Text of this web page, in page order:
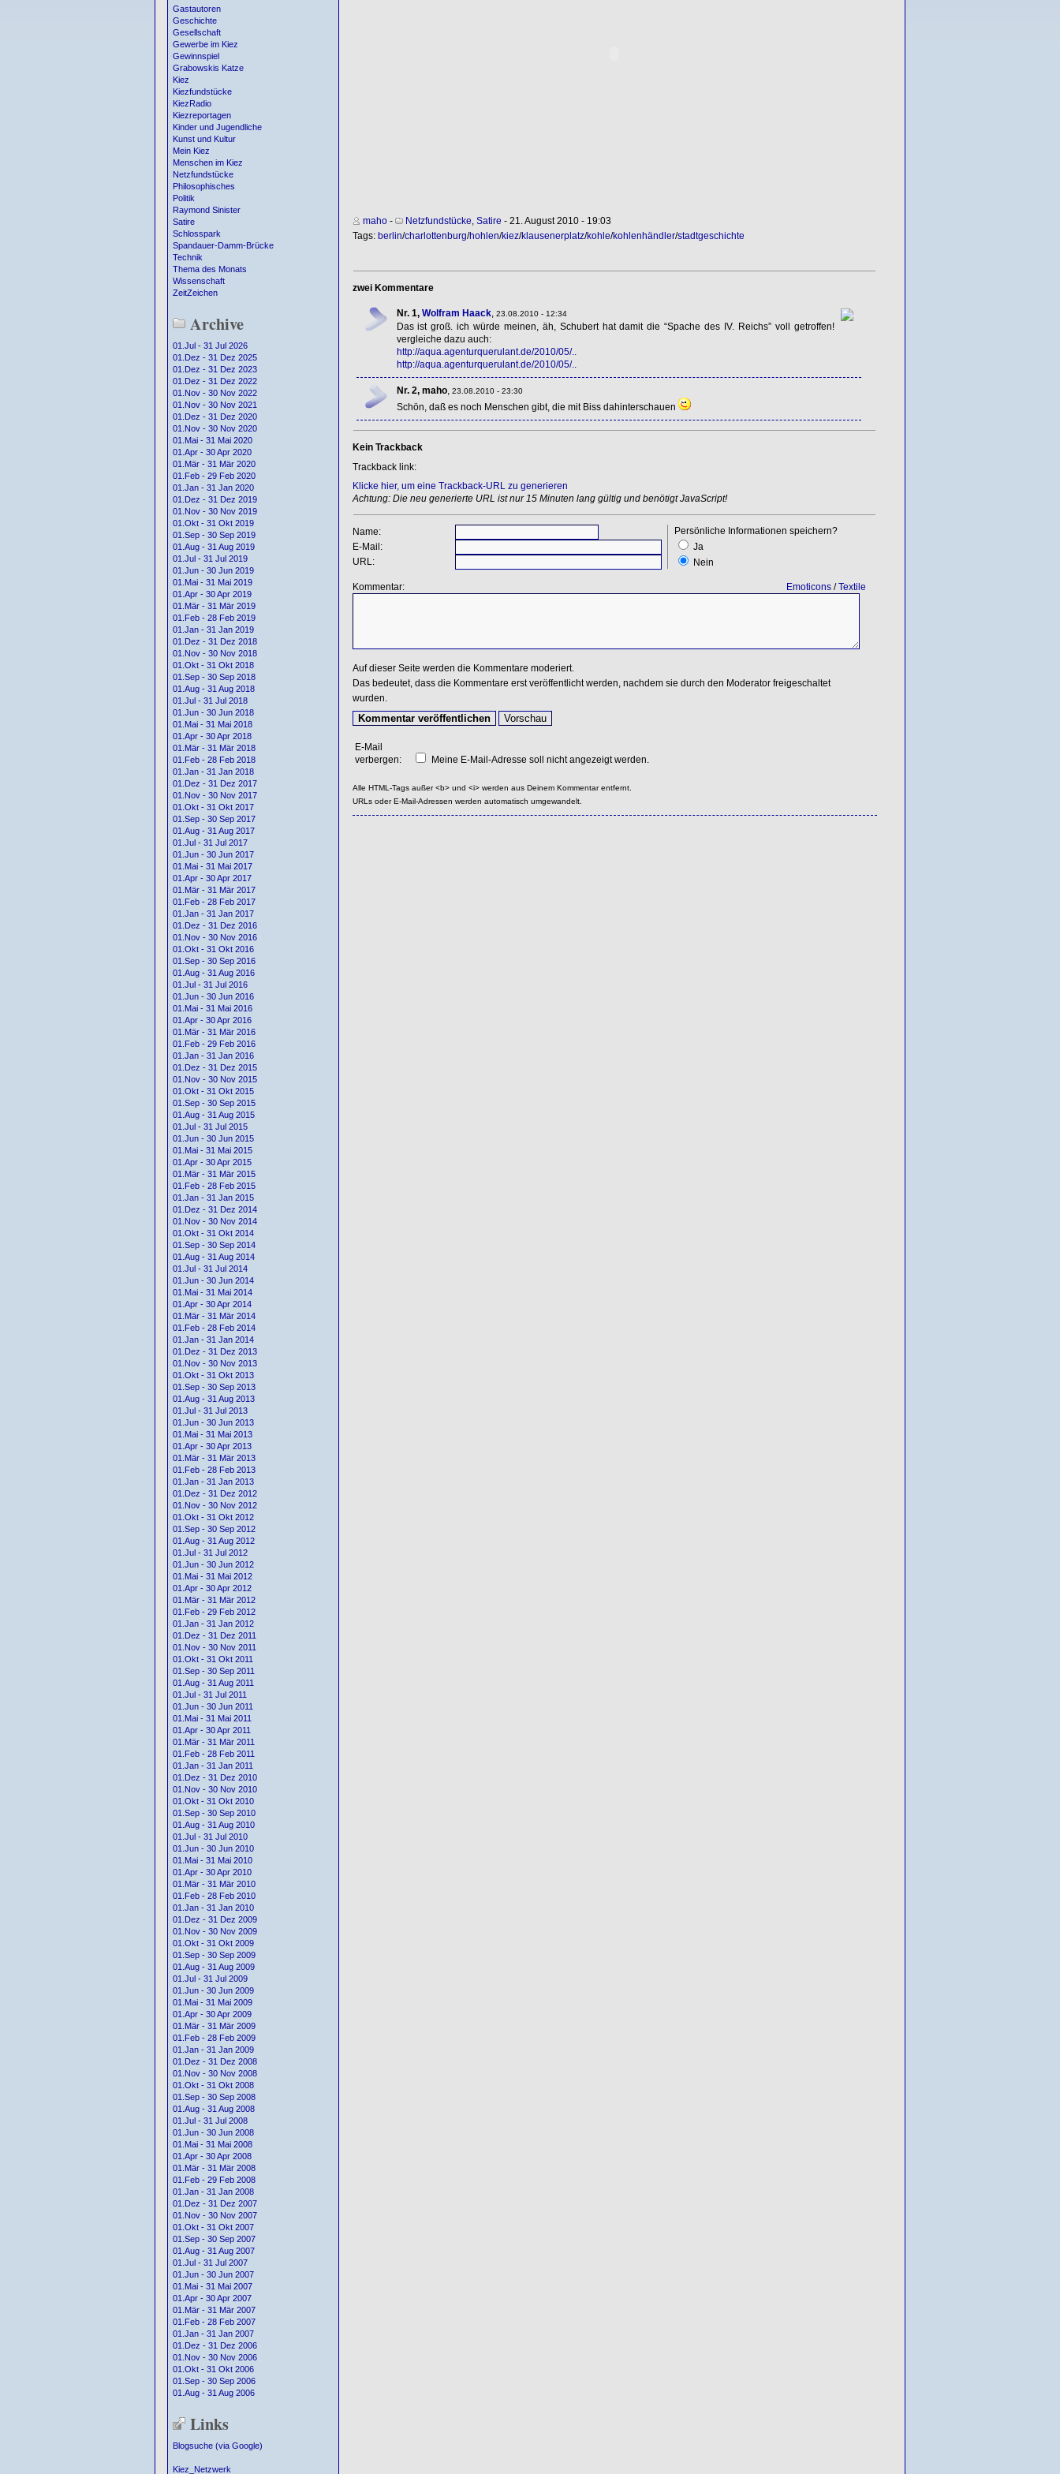
Gastautoren
Geschichte
Gesellschaft
Gewerbe im Kiez
Gewinnspiel
Grabowskis Katze
Kiez
Kiezfundstücke
KiezRadio
Kiezreportagen
Kinder und Jugendliche
Kunst und Kultur
Mein Kiez
Menschen im Kiez
Netzfundstücke
Philosophisches
Politik
Raymond Sinister
Satire
Schlosspark
Spandauer-Damm-Brücke
Technik
Thema des Monats
Wissenschaft
ZeitZeichen
Archive
01.Jul - 31 Jul 2026
01.Dez - 31 Dez 2025
01.Dez - 31 Dez 2023
01.Dez - 31 Dez 2022
01.Nov - 30 Nov 2022
01.Nov - 30 Nov 2021
01.Dez - 31 Dez 2020
01.Nov - 30 Nov 2020
01.Mai - 31 Mai 2020
01.Apr - 30 Apr 2020
01.Mär - 31 Mär 2020
01.Feb - 29 Feb 2020
01.Jan - 31 Jan 2020
01.Dez - 31 Dez 2019
01.Nov - 30 Nov 2019
01.Okt - 31 Okt 2019
01.Sep - 30 Sep 2019
01.Aug - 31 Aug 2019
01.Jul - 31 Jul 2019
01.Jun - 30 Jun 2019
01.Mai - 31 Mai 2019
01.Apr - 30 Apr 2019
01.Mär - 31 Mär 2019
01.Feb - 28 Feb 2019
01.Jan - 31 Jan 2019
01.Dez - 31 Dez 2018
01.Nov - 30 Nov 2018
01.Okt - 31 Okt 2018
01.Sep - 30 Sep 2018
01.Aug - 31 Aug 2018
01.Jul - 31 Jul 2018
01.Jun - 30 Jun 2018
01.Mai - 31 Mai 2018
01.Apr - 30 Apr 2018
01.Mär - 31 Mär 2018
01.Feb - 28 Feb 2018
01.Jan - 31 Jan 2018
01.Dez - 31 Dez 2017
01.Nov - 30 Nov 2017
01.Okt - 31 Okt 2017
01.Sep - 30 Sep 2017
01.Aug - 31 Aug 2017
01.Jul - 31 Jul 2017
01.Jun - 30 Jun 2017
01.Mai - 31 Mai 2017
01.Apr - 30 Apr 2017
01.Mär - 31 Mär 2017
01.Feb - 28 Feb 2017
01.Jan - 31 Jan 2017
01.Dez - 31 Dez 2016
01.Nov - 30 Nov 2016
01.Okt - 31 Okt 2016
01.Sep - 30 Sep 2016
01.Aug - 31 Aug 2016
01.Jul - 31 Jul 2016
01.Jun - 30 Jun 2016
01.Mai - 31 Mai 2016
01.Apr - 30 Apr 2016
01.Mär - 31 Mär 2016
01.Feb - 29 Feb 2016
01.Jan - 31 Jan 2016
01.Dez - 31 Dez 2015
01.Nov - 30 Nov 2015
01.Okt - 31 Okt 2015
01.Sep - 30 Sep 2015
01.Aug - 31 Aug 2015
01.Jul - 31 Jul 2015
01.Jun - 30 Jun 2015
01.Mai - 31 Mai 2015
01.Apr - 30 Apr 2015
01.Mär - 31 Mär 2015
01.Feb - 28 Feb 2015
01.Jan - 31 Jan 2015
01.Dez - 31 Dez 2014
01.Nov - 30 Nov 2014
01.Okt - 31 Okt 2014
01.Sep - 30 Sep 2014
01.Aug - 31 Aug 2014
01.Jul - 31 Jul 2014
01.Jun - 30 Jun 2014
01.Mai - 31 Mai 2014
01.Apr - 30 Apr 2014
01.Mär - 31 Mär 2014
01.Feb - 28 Feb 2014
01.Jan - 31 Jan 2014
01.Dez - 31 Dez 2013
01.Nov - 30 Nov 2013
01.Okt - 31 Okt 2013
01.Sep - 30 Sep 2013
01.Aug - 31 Aug 2013
01.Jul - 31 Jul 2013
01.Jun - 30 Jun 2013
01.Mai - 31 Mai 2013
01.Apr - 30 Apr 2013
01.Mär - 31 Mär 2013
01.Feb - 28 Feb 2013
01.Jan - 31 Jan 2013
01.Dez - 31 Dez 2012
01.Nov - 30 Nov 2012
01.Okt - 31 Okt 2012
01.Sep - 30 Sep 2012
01.Aug - 31 Aug 2012
01.Jul - 31 Jul 2012
01.Jun - 30 Jun 2012
01.Mai - 31 Mai 2012
01.Apr - 30 Apr 2012
01.Mär - 31 Mär 2012
01.Feb - 29 Feb 2012
01.Jan - 31 Jan 2012
01.Dez - 31 Dez 2011
01.Nov - 30 Nov 2011
01.Okt - 31 Okt 2011
01.Sep - 30 Sep 2011
01.Aug - 31 Aug 2011
01.Jul - 31 Jul 2011
01.Jun - 30 Jun 2011
01.Mai - 31 Mai 2011
01.Apr - 30 Apr 2011
01.Mär - 31 Mär 2011
01.Feb - 28 Feb 2011
01.Jan - 31 Jan 2011
01.Dez - 31 Dez 2010
01.Nov - 30 Nov 2010
01.Okt - 31 Okt 2010
01.Sep - 30 Sep 2010
01.Aug - 31 Aug 2010
01.Jul - 31 Jul 2010
01.Jun - 30 Jun 2010
01.Mai - 31 Mai 2010
01.Apr - 30 Apr 2010
01.Mär - 31 Mär 2010
01.Feb - 28 Feb 2010
01.Jan - 31 Jan 2010
01.Dez - 31 Dez 2009
01.Nov - 30 Nov 2009
01.Okt - 31 Okt 2009
01.Sep - 30 Sep 2009
01.Aug - 31 Aug 2009
01.Jul - 31 Jul 2009
01.Jun - 30 Jun 2009
01.Mai - 31 Mai 2009
01.Apr - 30 Apr 2009
01.Mär - 31 Mär 2009
01.Feb - 28 Feb 2009
01.Jan - 31 Jan 2009
01.Dez - 31 Dez 2008
01.Nov - 30 Nov 2008
01.Okt - 31 Okt 2008
01.Sep - 30 Sep 2008
01.Aug - 31 Aug 2008
01.Jul - 31 Jul 2008
01.Jun - 30 Jun 2008
01.Mai - 31 Mai 2008
01.Apr - 30 Apr 2008
01.Mär - 31 Mär 2008
01.Feb - 29 Feb 2008
01.Jan - 31 Jan 2008
01.Dez - 31 Dez 2007
01.Nov - 30 Nov 2007
01.Okt - 31 Okt 2007
01.Sep - 30 Sep 2007
01.Aug - 31 Aug 2007
01.Jul - 31 Jul 2007
01.Jun - 30 Jun 2007
01.Mai - 31 Mai 2007
01.Apr - 30 Apr 2007
01.Mär - 31 Mär 2007
01.Feb - 28 Feb 2007
01.Jan - 31 Jan 2007
01.Dez - 31 Dez 2006
01.Nov - 30 Nov 2006
01.Okt - 31 Okt 2006
01.Sep - 30 Sep 2006
01.Aug - 31 Aug 2006
Links
Blogsuche (via Google)
Kiez_Netzwerk
maho- Netzfundstücke Satire - 21. August 2010 - 19:03
Tags: berlin/charlottenburg/hohlen/kiez/klausenerplatz/kohle/kohlenhändler/stadtgeschichte
zwei Kommentare
Nr. 1, Wolfram Haack, 23.08.2010 - 12:34
Das ist groß. ich würde meinen, äh, Schubert hat damit die “Spache des IV. Reichs” voll getroffen!
vergleiche dazu auch:
http://aqua.agenturquerulant.de/2010/05/..
http://aqua.agenturquerulant.de/2010/05/..
Nr. 2, maho, 23.08.2010 - 23:30
Schön, daß es noch Menschen gibt, die mit Biss dahinterschauen
Kein Trackback
Trackback link:
Klicke hier, um eine Trackback-URL zu generieren
Achtung: Die neu generierte URL ist nur 15 Minuten lang gültig und benötigt JavaScript!
Name:
Persönliche Informationen speichern?
Ja
Nein
E-Mail:
URL:
Kommentar: Emoticons/Textile
Auf dieser Seite werden die Kommentare moderiert.
Das bedeutet, dass die Kommentare erst veröffentlicht werden, nachdem sie durch den Moderator freigeschaltet
wurden.
E-Mail
verbergen:
Meine E-Mail-Adresse soll nicht angezeigt werden.
Alle HTML-Tags außer <b> und <i> werden aus Deinem Kommentar entfernt.
URLs oder E-Mail-Adressen werden automatisch umgewandelt.